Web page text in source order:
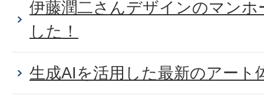
伊藤潤二さんデザインのマン
した！
生成AIを活用した最新のアート